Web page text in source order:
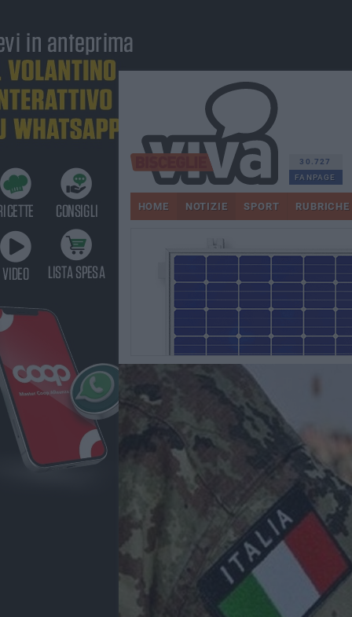
30.727
FANPAGE
HOME NOTIZIE SPORT RUBRICHE